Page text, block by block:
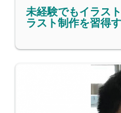
未経験でもイラス
ラスト制作を習得